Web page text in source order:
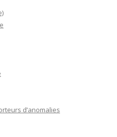
d’anomalies